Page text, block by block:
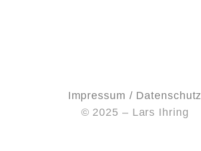
Impressum / Datenschutz
© 2025 – Lars Ihring